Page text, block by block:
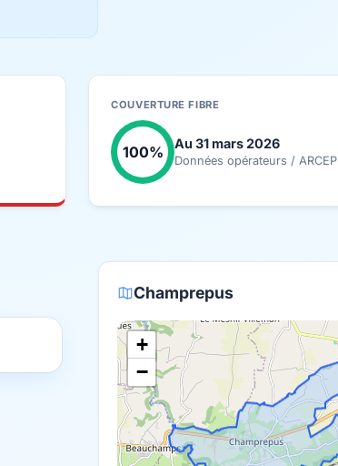
COUVERTURE FIBRE
100% Au 31 mars 2026
Données opérateurs / ARCEP
Champrepus
+
−